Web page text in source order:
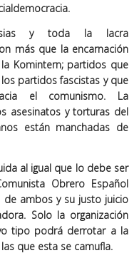
y toda la lacra
más que la encarnación
Komintern; partidos que
partidos fascistas y que
el comunismo. La
asesinatos y torturas del
están manchadas de
al igual que lo debe ser
Obrero Español
de ambos y su justo juicio
Solo la organización
tipo podrá derrotar a la
que esta se camufla.